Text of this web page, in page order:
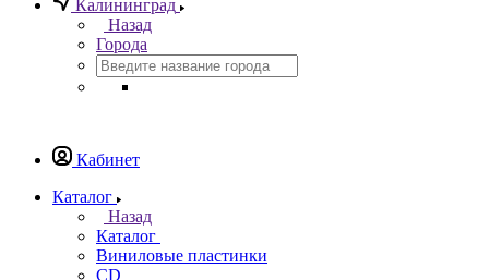
Калининград
Назад
Города
Кабинет
Каталог
Назад
Каталог
Виниловые пластинки
CD